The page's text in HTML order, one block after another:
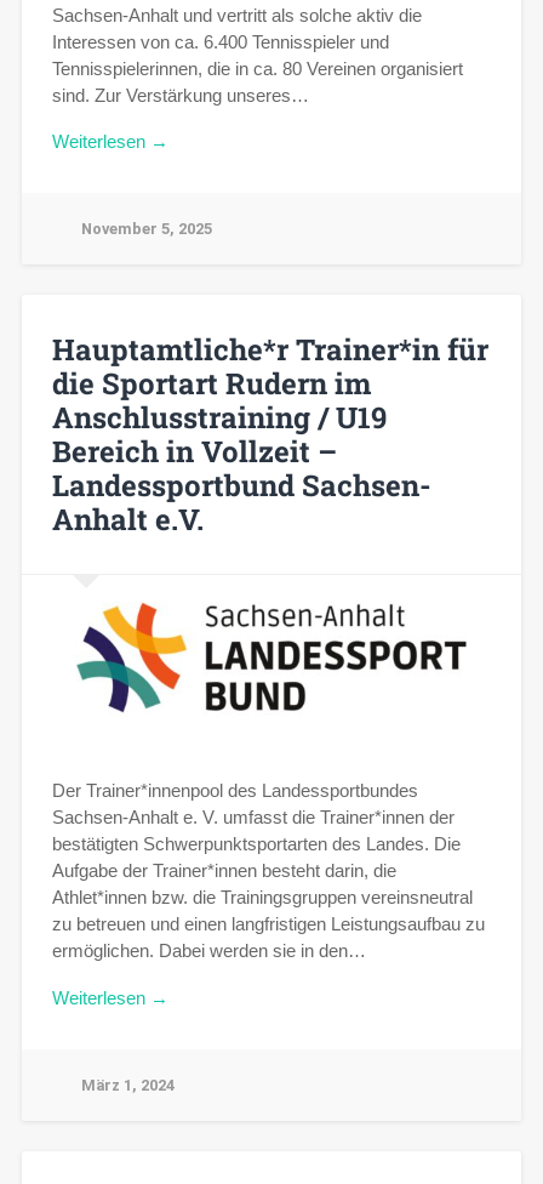
Sachsen-Anhalt und vertritt als solche aktiv die
Interessen von ca. 6.400 Tennisspieler und
Tennisspielerinnen, die in ca. 80 Vereinen organisiert
sind. Zur Verstärkung unseres…
Weiterlesen →
November 5, 2025
Hauptamtliche*r Trainer*in für
die Sportart Rudern im
Anschlusstraining / U19
Bereich in Vollzeit –
Landessportbund Sachsen-
Anhalt e.V.
Der Trainer*innenpool des Landessportbundes
Sachsen-Anhalt e. V. umfasst die Trainer*innen der
bestätigten Schwerpunktsportarten des Landes. Die
Aufgabe der Trainer*innen besteht darin, die
Athlet*innen bzw. die Trainingsgruppen vereinsneutral
zu betreuen und einen langfristigen Leistungsaufbau zu
ermöglichen. Dabei werden sie in den…
Weiterlesen →
März 1, 2024